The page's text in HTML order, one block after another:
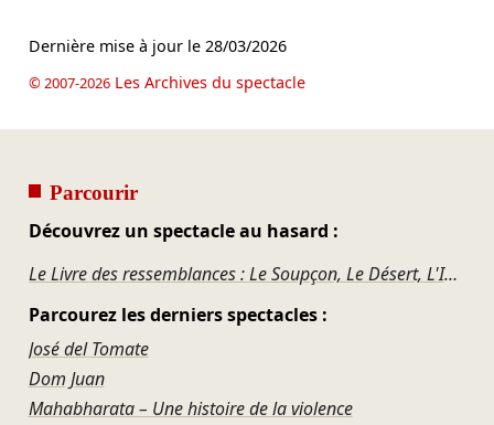
Dernière mise à jour le 28/03/2026
© 2007-2026Les Archives du spectacle
Parcourir
Découvrez un spectacle au hasard :
Le Livre des ressemblances : Le Soupçon, Le Désert, L'Ineffable l'inaperçu, Le Livre des limites, Le Livre du dialogue
Parcourez les derniers spectacles :
José del Tomate
Dom Juan
Mahabharata – Une histoire de la violence